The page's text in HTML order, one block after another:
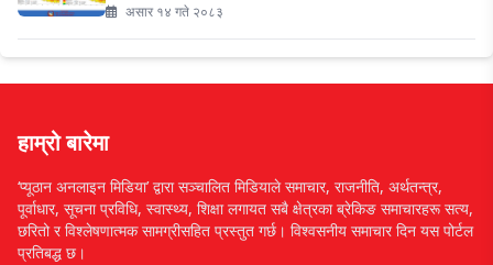
असार १४ गते २०८३
हाम्रो बारेमा
‘प्यूठान अनलाइन मिडिया’ द्वारा सञ्चालित मिडियाले समाचार, राजनीति, अर्थतन्त्र,
पूर्वाधार, सूचना प्रविधि, स्वास्थ्य, शिक्षा लगायत सबै क्षेत्रका ब्रेकिङ समाचारहरू सत्य,
छरितो र विश्लेषणात्मक सामग्रीसहित प्रस्तुत गर्छ। विश्वसनीय समाचार दिन यस पोर्टल
प्रतिबद्ध छ।